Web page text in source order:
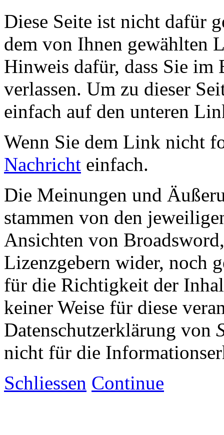
Diese Seite ist nicht dafür
dem von Ihnen gewählten
Hinweis dafür, dass Sie im
verlassen. Um zu dieser
einfach auf den unteren
Wenn Sie dem Link nicht
Nachricht einfach.
Die Meinungen und
stammen von den
Ansichten von
Lizenzgebern wider, noch
für die Richtigkeit der
keiner Weise für diese
Datenschutzerklärung von
nicht für die
Schliessen Continue